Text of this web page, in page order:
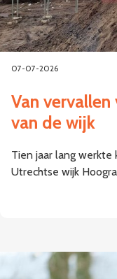
07-07-2026
Van
van de wijk
Tien jaar lang werkte
Utrechtse wijk